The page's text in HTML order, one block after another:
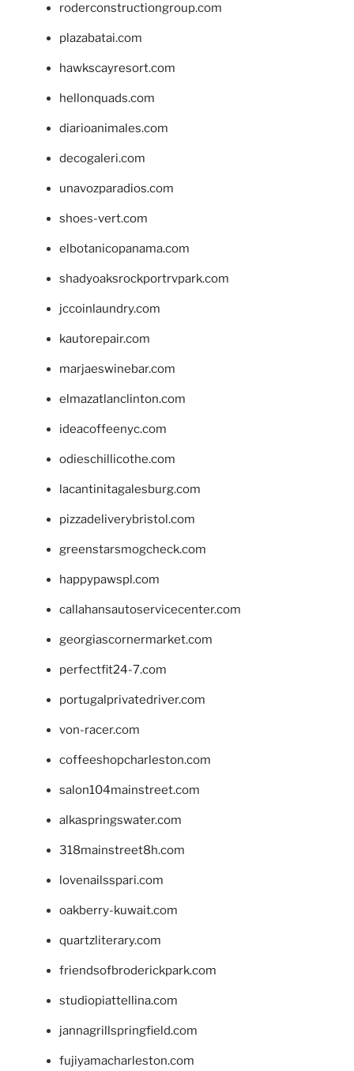
roderconstructiongroup.com
plazabatai.com
hawkscayresort.com
hellonquads.com
diarioanimales.com
decogaleri.com
unavozparadios.com
shoes-vert.com
elbotanicopanama.com
shadyoaksrockportrvpark.com
jccoinlaundry.com
kautorepair.com
marjaeswinebar.com
elmazatlanclinton.com
ideacoffeenyc.com
odieschillicothe.com
lacantinitagalesburg.com
pizzadeliverybristol.com
greenstarsmogcheck.com
happypawspl.com
callahansautoservicecenter.com
georgiascornermarket.com
perfectfit24-7.com
portugalprivatedriver.com
von-racer.com
coffeeshopcharleston.com
salon104mainstreet.com
alkaspringswater.com
318mainstreet8h.com
lovenailsspari.com
oakberry-kuwait.com
quartzliterary.com
friendsofbroderickpark.com
studiopiattellina.com
jannagrillspringfield.com
fujiyamacharleston.com